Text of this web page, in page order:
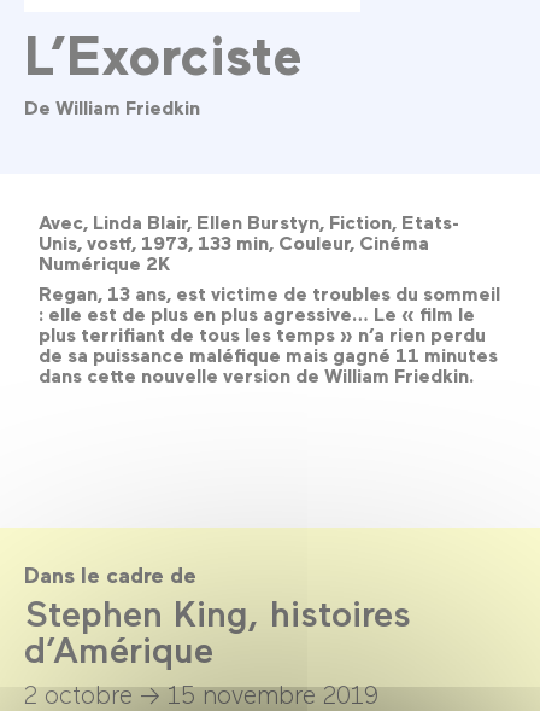
L’Exorciste
De William Friedkin
Avec, Linda Blair, Ellen Burstyn, Fiction, Etats-
Unis, vostf, 1973, 133 min, Couleur, Cinéma
Numérique 2K
Regan, 13 ans, est victime de troubles du sommeil
: elle est de plus en plus agressive… Le « film le
plus terrifiant de tous les temps » n’a rien perdu
de sa puissance maléfique mais gagné 11 minutes
dans cette nouvelle version de William Friedkin.
Dans le cadre de
Stephen King, histoires
d’Amérique
2 octobre → 15 novembre 2019